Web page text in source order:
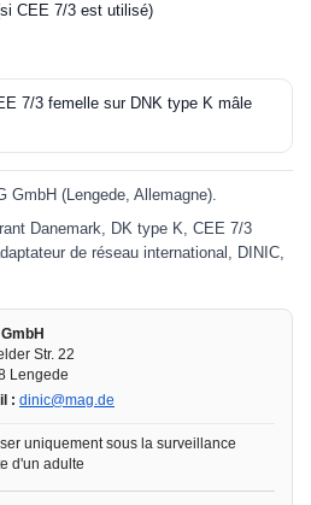
CEE 7/3 est utilisé)
7/3 femelle sur DNK type K mâle
GmbH (Lengede, Allemagne).
Danemark, DK type K, CEE 7/3
de réseau international, DINIC,
Str. 22
Lengede
: dinic@mag.de
uniquement sous la surveillance
d'un adulte